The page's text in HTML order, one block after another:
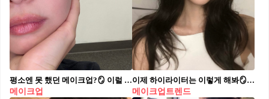
평소엔 못 했던 메이크업?🪞 이럴 때 아니면 언제 해보겠어!💎💙 페스티벌 시즌에 맞춰 메이크업도 조금 더 과감하게 즐기는 분위기입니다. 평소에는 쉽게 시도하지 않던 블루 포인트 메이크업이나 컬러감 있는 치크에 페이스 젬, 별 모양 포인트 디테일을 더해보세요. 가볍게 반짝이는 글리터까지 얹으면 페스티벌 무드가 한층 살아나는데요. 특별한 날엔 이런 포인트 메이크업에 도전해보세요.
메이크업
이제 하이라이터는 이렇게 해봐🪞 눈앞머리만 밝혀도 분위기가 달라져요🩵🪽 요즘 메이크업에서 콧대만큼 눈에 띄는 포인트는 바로 눈앞머리 하이라이터입니다. 눈앞머리에 은은한 펄을살짝 얹어주면 눈매가 한층 더 또렷해 보이고, 얼굴 전체에 맑은 분위기를 더할 수 있는데요. 작은 터치만으로도 눈이 한층 더 시원해 보이는 효과를 줄 수 있습니다. 평소 메이크업이 조금 밋밋하게 느껴졌다면, 눈앞머리 하이라이터로 반짝이는 생기를 더해보세요.
메이크업트렌드